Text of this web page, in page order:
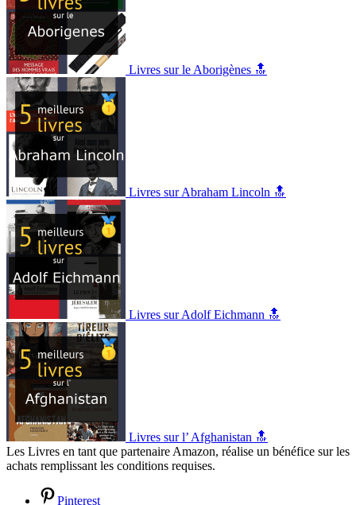
Livres sur le Aborigènes 🔝
Livres sur Abraham Lincoln 🔝
Livres sur Adolf Eichmann 🔝
Livres sur l’ Afghanistan 🔝
Les Livres en tant que partenaire Amazon, réalise un bénéfice sur les
achats remplissant les conditions requises.
Pinterest